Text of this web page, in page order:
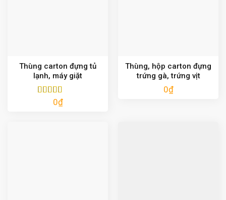
Thùng carton đựng tủ
lạnh, máy giặt
Được xếp
0₫
Thùng, hộp carton đựng
trứng gà, trứng vịt
0₫